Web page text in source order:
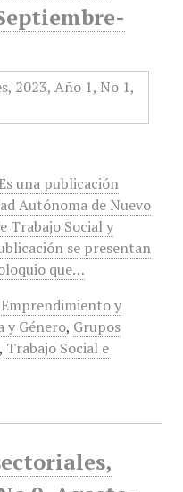
una publicación
Autónoma de Nuevo
Trabajo Social y
se presentan
que…
Emprendimiento y
y Género, Grupos
Trabajo Social e